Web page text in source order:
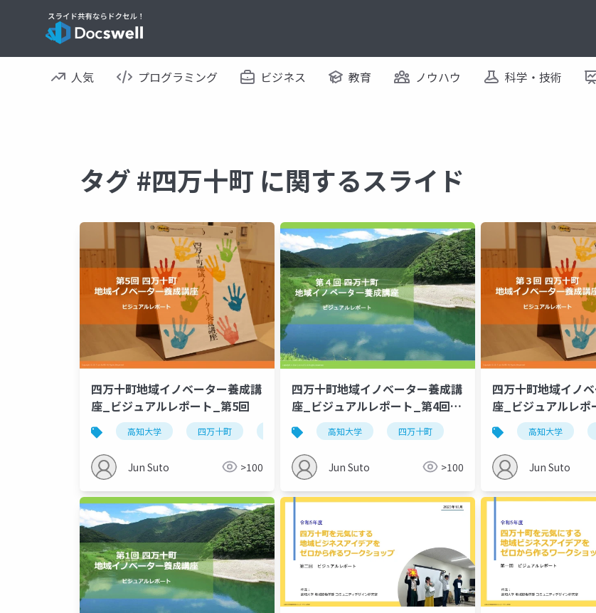
人気 プログラミング ビジネス 教育 ノウハウ 科学・技術
タグ #四万十町 に関するスライド
四万十町地域イノベーター養成講
座_ビジュアルレポート_第5回
高知大学 四万十町 地域ビジネス
Jun Suto >100
四万十町地域イノベーター養成講
座_ビジュアルレポート_第4回
20171022高知大学 四万十町
Jun Suto >100
四万十町地域イノ
座_ビジュアルレポ
高知大学
Jun Suto